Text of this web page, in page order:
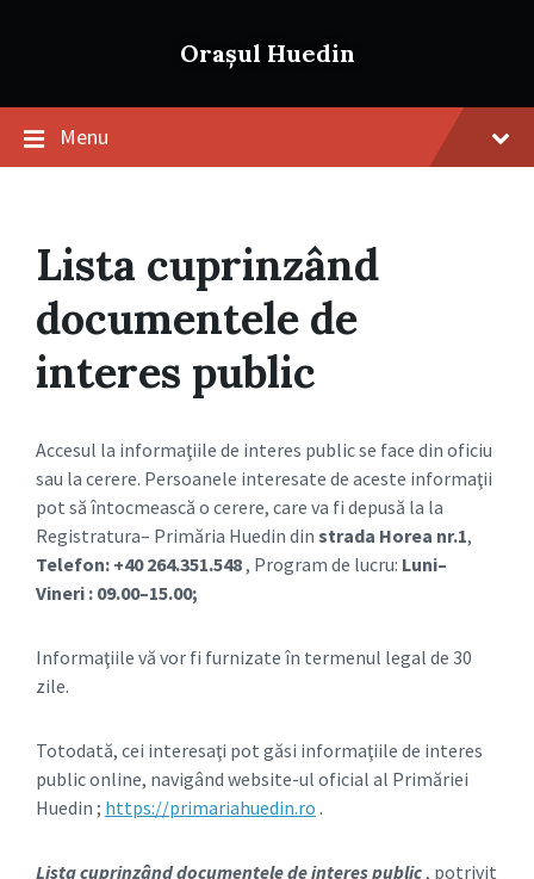
Orașul Huedin
Menu
Lista cuprinzând
documentele de
interes public
Accesul la informaţiile de interes public se face din oficiu
sau la cerere. Persoanele interesate de aceste informaţii
pot să întocmească o cerere, care va fi depusă la la
Registratura– Primăria Huedin din strada Horea nr.1,
Telefon: +40 264.351.548, Program de lucru: Luni–
Vineri : 09.00–15.00;
Informaţiile vă vor fi furnizate în termenul legal de 30
zile.
Totodată, cei interesaţi pot găsi informaţiile de interes
public online, navigând website-ul oficial al Primăriei
Huedin ; https://primariahuedin.ro .
Lista cuprinzând documentele de interes public, potrivit